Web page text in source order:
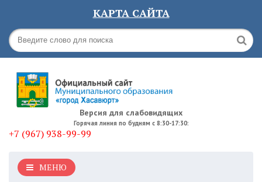
КАРТА САЙТА
Версия для слабовидящих
Горячая линия по будням с 8:30-17:30:
+7 (967) 938-99-99
МЕНЮ